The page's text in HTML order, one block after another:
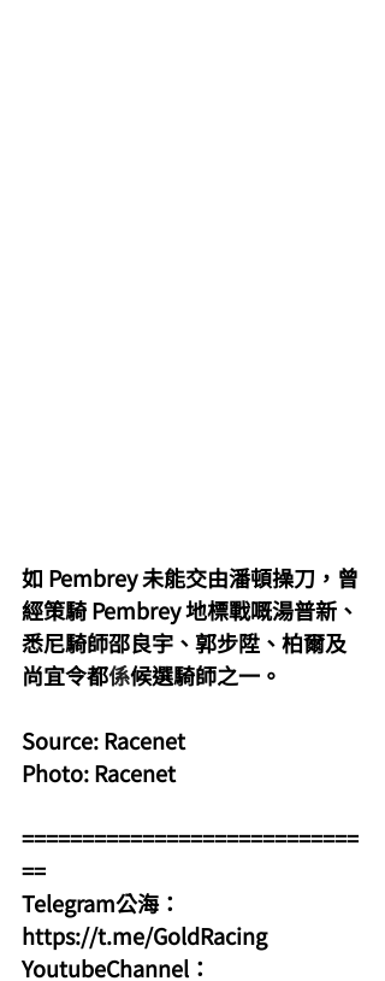
如 Pembrey 未能交由潘頓操刀，曾
經策騎 Pembrey 地標戰嘅湯普新、
悉尼騎師邵良宇、郭步陞、柏爾及
尚宜令都係候選騎師之一。
Source: Racenet
Photo: Racenet
============================
==
Telegram公海：
https://t.me/GoldRacing
YoutubeChannel：